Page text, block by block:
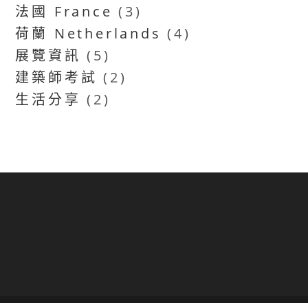
法國 France (3)
荷蘭 Netherlands (4)
展覽資訊 (5)
建築師考試 (2)
生活分享 (2)